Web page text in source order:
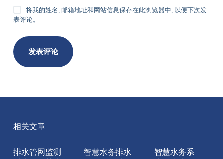
将我的姓名, 邮箱地址和网站信息保存在此浏览器中, 以便下次发
表评论。
发表评论
相关文章
排水管网监测
智慧水务排水
智慧水务系